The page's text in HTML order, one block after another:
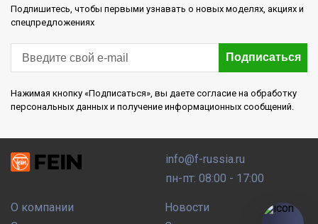
Подпишитесь, чтобы первыми узнавать о новых моделях, акциях и
спецпредложениях
Подписаться
Нажимая кнопку «Подписаться», вы даете согласие на обработку
персональных данных и получение информационных сообщений.
О компании
Новости
info@f-russia.ru
пн-пт: 08:00 - 17:00